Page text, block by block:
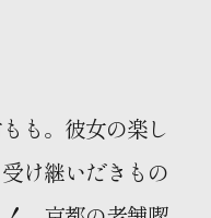
も。彼女の楽し
け継いだきもの